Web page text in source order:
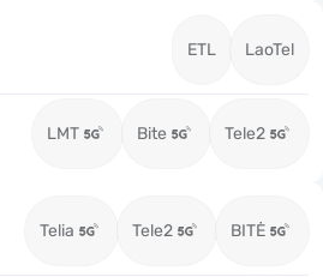
ETL LaoTel
LMT Bite Tele2
Telia Tele2 BITĖ